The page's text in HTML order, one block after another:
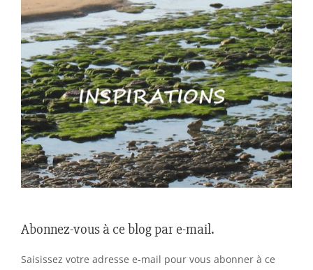
Abonnez-vous à ce blog par e-mail.
Saisissez votre adresse e-mail pour vous abonner à ce